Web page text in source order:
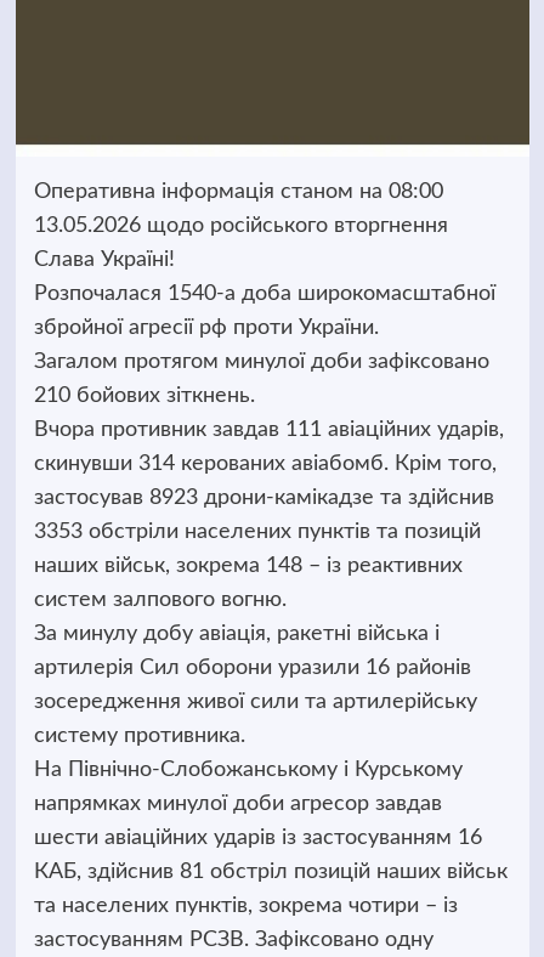
Оперативна інформація станом на 08:00
13.05.2026 щодо російського вторгнення
Слава Україні!
Розпочалася 1540-а доба широкомасштабної
збройної агресії рф проти України.
Загалом протягом минулої доби зафіксовано
210 бойових зіткнень.
Вчора противник завдав 111 авіаційних ударів,
скинувши 314 керованих авіабомб. Крім того,
застосував 8923 дрони-камікадзе та здійснив
3353 обстріли населених пунктів та позицій
наших військ, зокрема 148 – із реактивних
систем залпового вогню.
За минулу добу авіація, ракетні війська і
артилерія Сил оборони уразили 16 районів
зосередження живої сили та артилерійську
систему противника.
На Північно-Слобожанському і Курському
напрямках минулої доби агресор завдав
шести авіаційних ударів із застосуванням 16
КАБ, здійснив 81 обстріл позицій наших військ
та населених пунктів, зокрема чотири – із
застосуванням РСЗВ. Зафіксовано одну